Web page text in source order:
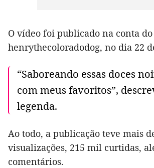
O vídeo foi publicado na conta
henrythecoloradodog, no dia 22
“Saboreando essas doces
com meus favoritos”,
legenda.
Ao todo, a publicação teve mais
visualizações, 215 mil curtidas,
comentários.